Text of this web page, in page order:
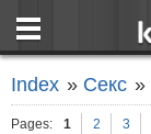
Index » Секс »
Pages: 1 2 3